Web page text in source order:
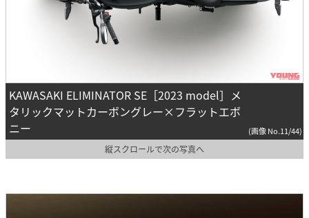
KAWASAKI ELIMINATOR SE［2023 model］メ
タリックマットカーボングレー×フラットエボ
ニー
(画像 No.11/44)
縦スクロールで次の写真へ